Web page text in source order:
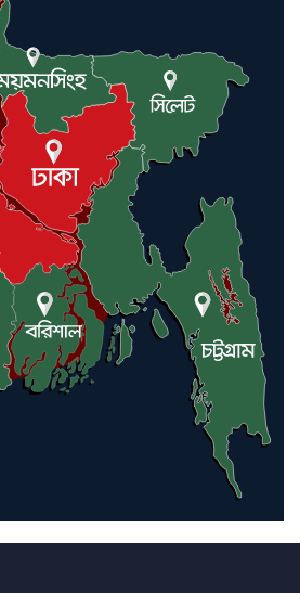
যুক্তরাষ্ট্র ও ইসরায়েল বাদে হরমুজ
প্রণালি সবার জন্য উন্মুক্ত: আরাকচি
এবার চীনের দ্বারস্থ হলেন ডোনাল্ড
ট্রাম্প
ইরানে কঠোর হামলা অব্যাহত রাখতে
ট্রাম্পকে আহ্বান সৌদি আরবের
ইরাকসহ মধ্যপ্রাচ্যে ২৪ হামলা চালাল
ইরানপন্থি গোষ্ঠী
হরমুজ প্রণালী সুরক্ষায় মিত্ররা সাহায্য
না করলে ন্যাটোর ভবিষ্যৎ খারাপ